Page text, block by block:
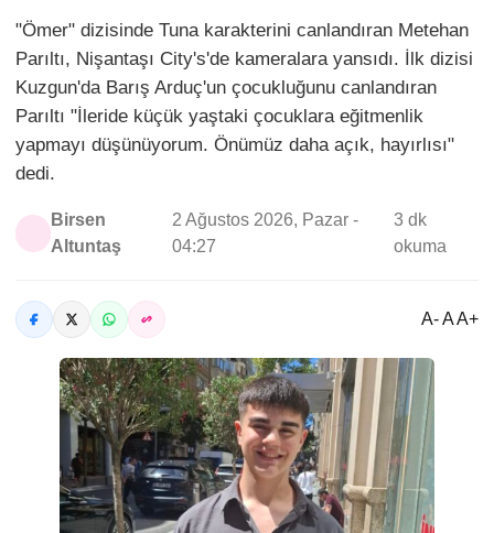
"Ömer" dizisinde Tuna karakterini canlandıran Metehan
Parıltı, Nişantaşı City's'de kameralara yansıdı. İlk dizisi
Kuzgun'da Barış Arduç'un çocukluğunu canlandıran
Parıltı "İleride küçük yaştaki çocuklara eğitmenlik
yapmayı düşünüyorum. Önümüz daha açık, hayırlısı"
dedi.
Birsen
Altuntaş
2 Ağustos 2026, Pazar -
04:27
3 dk
okuma
A- A A+